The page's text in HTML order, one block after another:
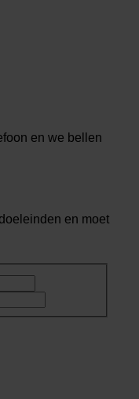
en we bellen
en moet